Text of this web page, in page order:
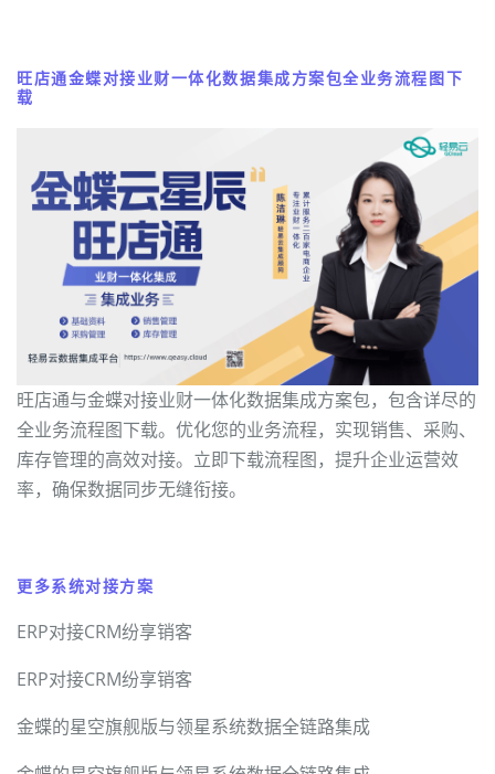
旺店通金蝶对接业财一体化数据集成方案包全业务流程图下
载
旺店通与金蝶对接业财一体化数据集成方案包，包含详尽的
全业务流程图下载。优化您的业务流程，实现销售、采购、
库存管理的高效对接。立即下载流程图，提升企业运营效
率，确保数据同步无缝衔接。
更多系统对接方案
ERP对接CRM纷享销客
ERP对接CRM纷享销客
金蝶的星空旗舰版与领星系统数据全链路集成